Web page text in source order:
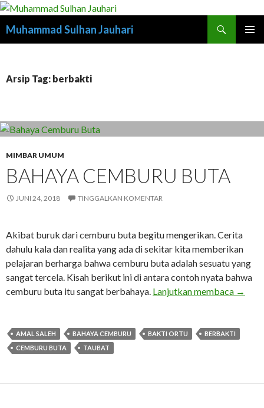
Muhammad Sulhan Jauhari
Arsip Tag: berbakti
MIMBAR UMUM
BAHAYA CEMBURU BUTA
JUNI 24, 2018 TINGGALKAN KOMENTAR
Akibat buruk dari cemburu buta begitu mengerikan. Cerita
dahulu kala dan realita yang ada di sekitar kita memberikan
pelajaran berharga bahwa cemburu buta adalah sesuatu yang
sangat tercela. Kisah berikut ini di antara contoh nyata bahwa
cemburu buta itu sangat berbahaya. Lanjutkan membaca →
AMAL SALEH BAHAYA CEMBURU BAKTI ORTU
BERBAKTI
CEMBURU BUTA
TAUBAT